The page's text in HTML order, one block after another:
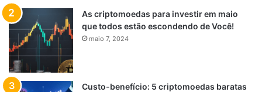
As criptomoedas para investir em maio
que todos estão escondendo de Você!
maio 7, 2024
Custo-benefício: 5 criptomoedas baratas